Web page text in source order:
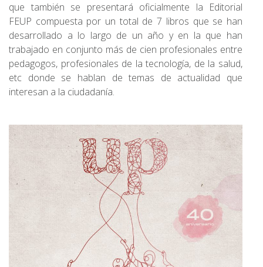
que también se presentará oficialmente la Editorial
FEUP compuesta por un total de 7 libros que se han
desarrollado a lo largo de un año y en la que han
trabajado en conjunto más de cien profesionales entre
pedagogos, profesionales de la tecnología, de la salud,
etc donde se hablan de temas de actualidad que
interesan a la ciudadanía.